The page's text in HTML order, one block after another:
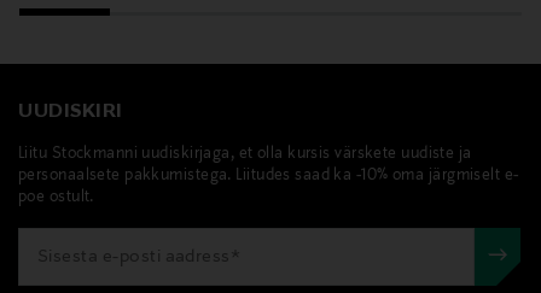
UUDISKIRI
Liitu Stockmanni uudiskirjaga, et olla kursis värskete uudiste ja
personaalsete pakkumistega. Liitudes saad ka -10% oma järgmiselt e-
poe ostult.